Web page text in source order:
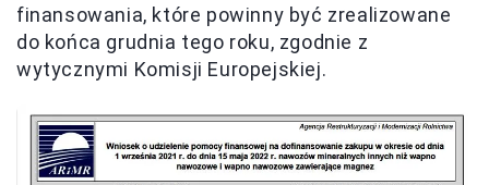
finansowania, które powinny być zrealizowane
do końca grudnia tego roku, zgodnie z
wytycznymi Komisji Europejskiej.